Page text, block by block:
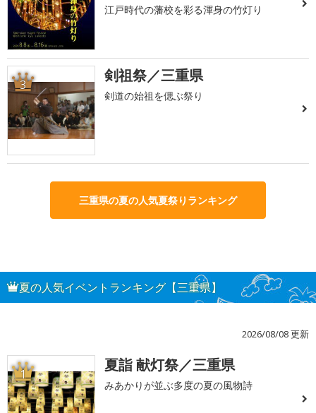
江戸時代の藩校を彩る渾身の竹灯り
3 剣祖祭／三重県
剣道の始祖を偲ぶ祭り
三重県の夏の人気夏祭りランキング
夏の人気イベントランキング【三重県】
2026/08/08 更新
1 夏詣 献灯祭／三重県
みあかりが並ぶ多度の夏の風物詩